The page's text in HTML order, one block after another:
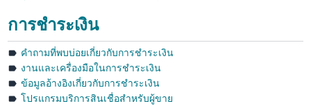
การชำระเงิน
คำถามที่พบบ่อยเกี่ยวกับการชำระเงิน
งานและเครื่องมือในการชำระเงิน
ข้อมูลอ้างอิงเกี่ยวกับการชำระเงิน
โปรแกรมบริการสินเชื่อสำหรับผู้ขาย